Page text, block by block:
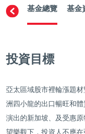
基金總覽 基金
投資目標
亞太區域股市裡輪漲題
洲四小龍的出口暢旺和
演出的新加坡、及受惠
望樂觀下，投資人不應